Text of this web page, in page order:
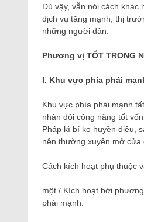
Dù vậy, vẫn nói cách
dịch vụ tăng mạnh, thị
những người dân.
Phương vị TỐT TRONG
I. Khu vực phía phái
Khu vực phía phái mạnh
nhân đôi công năng tốt
Pháp kì bí ko huyền diệu,
nên thường xuyên mở cửa
Cách kích hoạt phụ thuộc
một / Kích hoạt bởi
phái mạnh.